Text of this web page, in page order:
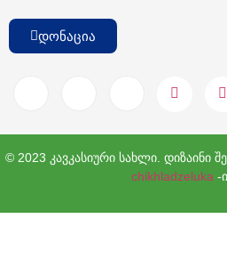
დონაცია
© 2023 კავკასიური სახლი. დიზაინი
chikhladzeluka -